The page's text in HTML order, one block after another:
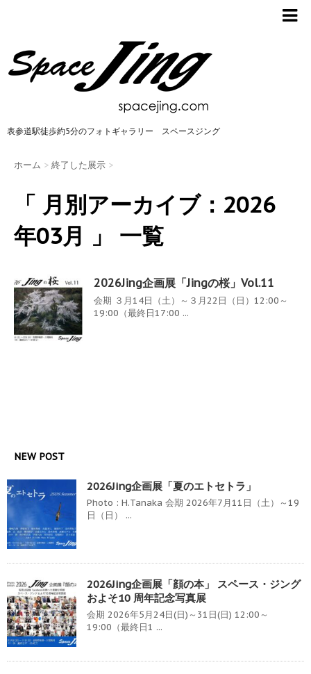
表参道駅徒歩約5分のフォトギャラリー スペースジング
ホーム > 終了した展示 >
「 月別アーカイブ：2026
年03月 」 一覧
2026Jing企画展「Jingの桜」Vol.11
会期 ３月14日（土）～３月22日（日）12:00～
19:00（最終日17:00 ...
NEW POST
2026Jing企画展「夏のエトセトラ」
Photo : H.Tanaka 会期 2026年7月11日（土）～19
日（日） ...
2026Jing企画展「顔の本」 スペース・ジング
およそ10 周年記念写真展
会期 2026年5月24日(日)～31日(日) 12:00～
19:00（最終日1 ...